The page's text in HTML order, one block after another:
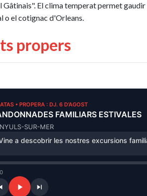
El clima temperat permet
o el cotignac d'Orleans.
propers
• PROPERA : DJ. 6 D’AGOST
FAMILIARS ESTIVALES
SUR-MER
a descobrir les nostres excursions